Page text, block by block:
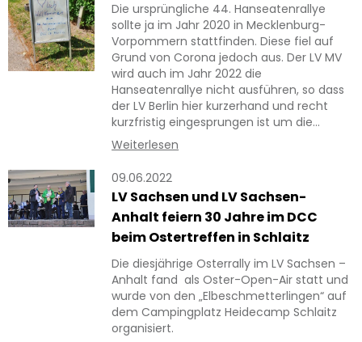
Die ursprüngliche 44. Hanseatenrallye
sollte ja im Jahr 2020 in Mecklenburg-
Vorpommern stattfinden. Diese fiel auf
Grund von Corona jedoch aus. Der LV MV
wird auch im Jahr 2022 die
Hanseatenrallye nicht ausführen, so dass
der LV Berlin hier kurzerhand und recht
kurzfristig eingesprungen ist um die…
Weiterlesen
09.06.2022
LV Sachsen und LV Sachsen-
Anhalt feiern 30 Jahre im DCC
beim Ostertreffen in Schlaitz
Die diesjährige Osterrally im LV Sachsen –
Anhalt fand als Oster-Open-Air statt und
wurde von den „Elbeschmetterlingen“ auf
dem Campingplatz Heidecamp Schlaitz
organisiert.